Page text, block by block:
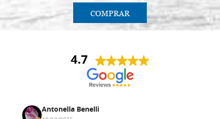
COMPRAR
4.7
Antonella Benelli